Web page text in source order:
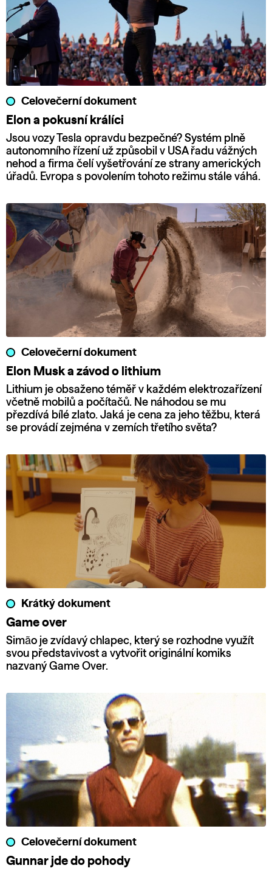
Celovečerní dokument
Elon a pokusní králíci
Jsou vozy Tesla opravdu bezpečné? Systém plně
autonomního řízení už způsobil v USA řadu vážných
nehod a firma čelí vyšetřování ze strany amerických
úřadů. Evropa s povolením tohoto režimu stále váhá.
Celovečerní dokument
Elon Musk a závod o lithium
Lithium je obsaženo téměř v každém elektrozařízení
včetně mobilů a počítačů. Ne náhodou se mu
přezdívá bílé zlato. Jaká je cena za jeho těžbu, která
se provádí zejména v zemích třetího světa?
Krátký dokument
Game over
Simão je zvídavý chlapec, který se rozhodne využít
svou představivost a vytvořit originální komiks
nazvaný Game Over.
Celovečerní dokument
Gunnar jde do pohody